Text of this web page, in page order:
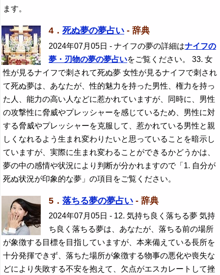
ます。
4． 死ぬ夢の夢占い - 辞典
2024年07月05日 - ナイフの夢の詳細はナイフの
夢・刃物の夢の夢占いをご覧ください。 33. 女
性が見るナイフで刺されて死ぬ夢 女性が見るナイフで刺され
て死ぬ夢は、あなたが、性的魅力を持った男性、権力を持っ
た人、能力の高い人などに惹かれていますが、同時に、男性
の攻撃性に脅威やプレッシャーを感じているため、男性に対
する脅威やプレッシャーを克服して、惹かれている男性と親
しくなれるよう生まれ変わりたいと思っていることを暗示し
ていますが、実際に生まれ変わることができるかどうかは、
夢の中の感情や状況により判断が分かれますので「1. 自分が
死ぬ状況が印象的な夢」の項目をご覧ください。
5． 落ちる夢の夢占い - 辞典
2024年07月05日 - 12. 気持ち良く落ちる夢 気持
ち良く落ちる夢は、あなたが、落ちる前の場所
が象徴する目標を目指していますが、本来備えている長所を
十分発揮できず、落ちた場所が象徴する物事の悪化や喪失な
どにより失敗する不安を抱えて、欠点がエスカレートして挫